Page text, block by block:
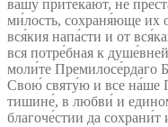
ва́шу притека́ют, не
ми́лость, сохраня́юще их
вся́кия напа́сти и от
вся потре́бная к
моли́те Премилосе́рдаго
Свою́ святу́ю и все на́ше
тишине́, в любви́ и
благоче́стии да